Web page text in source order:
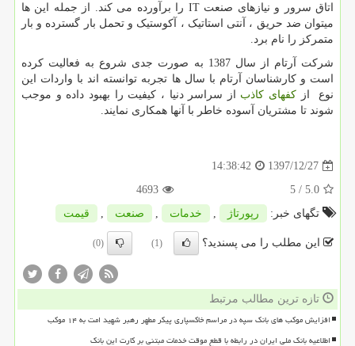
اتاق سرور و نیازهای صنعتIT را برآورده می کند. از جمله این ها
میتوان ضد حریق ، آنتی استاتیک ، آکوستیک و تحمل بار گسترده و بار
متمرکز را نام برد.
شرکت آرتام از سال 1387 به صورت جدی شروع به فعالیت کرده
است و کارشناسان آرتام با سال ها تجربه توانسته اند با واردات این
نوع از کفهای کاذب از سراسر دنیا ، کیفیت را بهبود داده و موجب
شوند تا مشتریان آسوده خاطر با آنها همکاری نمایند.
1397/12/27
14:38:42
5.0
/ 5
4693
تگهای خبر:
رپورتاژ , خدمات , صنعت , قیمت
این مطلب را می پسندید؟ (1)
(0)
تازه ترین مطالب مرتبط
افزایش موکب های بانک سپه در مراسم خاکسپاری پیکر مطهر رهبر شهید امت به ۱۴ موکب
اطلاعیه بانک ملی ایران در رابطه با قطع موقت خدمات مبتنی بر کارت این بانک